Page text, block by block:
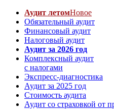
Аудит летомНовое
Обязательный аудит
Финансовый аудит
Налоговый аудит
Аудит за 2026 год
Комплексный аудит
с налогами
Экспресс-диагностика
Аудит за 2025 год
Стоимость аудита
Аудит со страховкой от